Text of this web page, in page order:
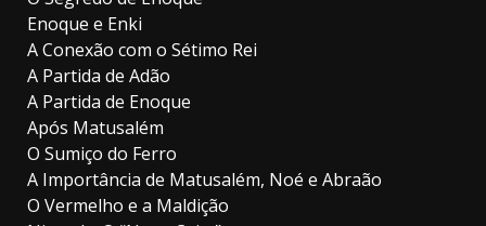
Enoque e Enki
A Conexão com o Sétimo Rei
A Partida de Adão
A Partida de Enoque
Após Matusalém
O Sumiço do Ferro
A Importância de Matusalém, Noé e Abraão
O Vermelho e a Maldição